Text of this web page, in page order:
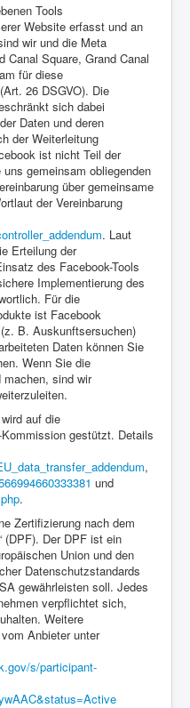
Tools
Website erfasst und an
wir und die Meta
Canal Square, Grand Canal
für diese
26 DSGVO). Die
sich dabei
Daten und deren
der Weiterleitung
ist nicht Teil der
gemeinsam obliegenden
über gemeinsame
der Vereinbarung
. Laut
Erteilung der
des Facebook-Tools
Implementierung des
Für die
ist Facebook
B. Auskunftsersuchen)
Daten können Sie
Wenn Sie die
machen, sind wir
auf die
gestützt. Details
,
und
.
Zertifizierung nach dem
(DPF). Der DPF ist ein
Union und den
Datenschutzstandards
gewährleisten soll. Jedes
verpflichtet sich,
Weitere
Anbieter unter
s/participant-